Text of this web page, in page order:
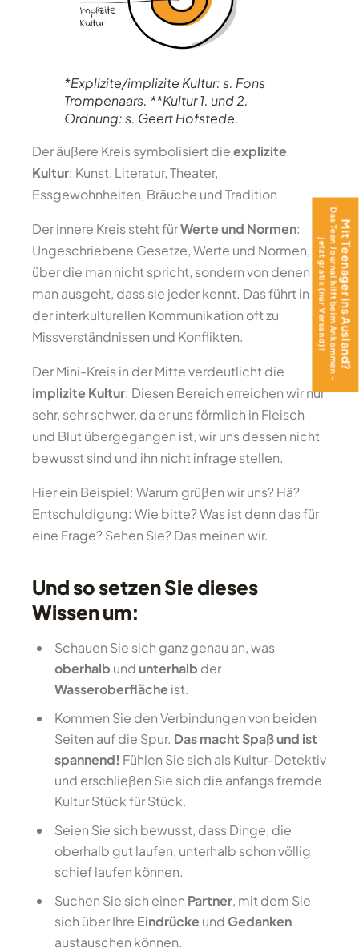
*Explizite/implizite Kultur: s. Fons
Trompenaars. **Kultur 1. und 2.
Ordnung: s. Geert Hofstede.
Der äußere Kreis symbolisiert dieexplizite
Kultur: Kunst, Literatur, Theater,
Essgewohnheiten, Bräuche und Tradition
Der innere Kreis steht fürWerte und Normen:
Ungeschriebene Gesetze, Werte und Normen,
über die man nicht spricht, sondern von denen
man ausgeht, dass sie jeder kennt. Das führt in
der interkulturellen Kommunikation oft zu
Missverständnissen und Konflikten.
Der Mini-Kreis in der Mitte verdeutlicht die
implizite Kultur: Diesen Bereich erreichen wir nur
sehr, sehr schwer, da er uns förmlich in Fleisch
und Blut übergegangen ist, wir uns dessen nicht
bewusst sind und ihn nicht infrage stellen.
Hier ein Beispiel: Warum grüßen wir uns? Hä?
Entschuldigung: Wie bitte? Was ist denn das für
eine Frage? Sehen Sie? Das meinen wir.
Und so setzen Sie dieses
Wissen um:
Schauen Sie sich ganz genau an, was
oberhalb undunterhalb der
Wasseroberfläche ist.
Kommen Sie den Verbindungen von beiden
Seiten auf die Spur. Das macht Spaß und ist
spannend! Fühlen Sie sich als Kultur-Detektiv
und erschließen Sie sich die anfangs fremde
Kultur Stück für Stück.
Seien Sie sich bewusst, dass Dinge, die
oberhalb gut laufen, unterhalb schon völlig
schief laufen können.
Suchen Sie sich einen Partner, mit dem Sie
sich über Ihre Eindrücke und Gedanken
austauschen können.
Mit Teenager ins Ausland?
Das Teen Journal hilft beim Ankommen –
jetzt gratis (nur Versand)!